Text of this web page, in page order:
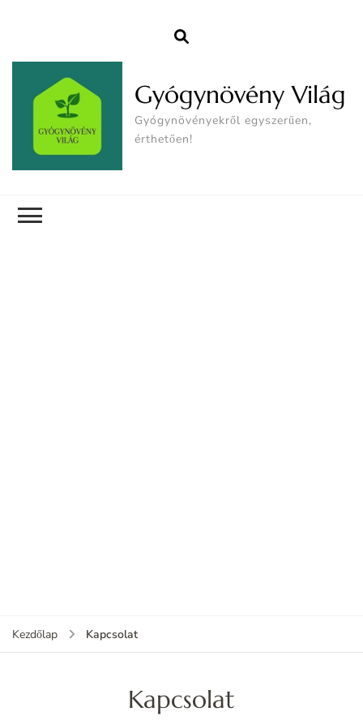
Gyógynövény Világ
Gyógynövényekről egyszerűen,
érthetően!
Kezdőlap Kapcsolat
Kapcsolat